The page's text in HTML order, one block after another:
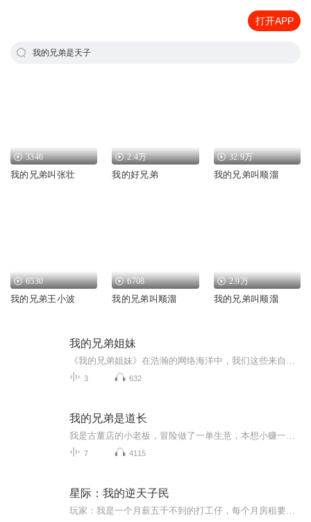
打开APP
我的兄弟是天子
3346
我的兄弟叫张壮
2.4万
我的好兄弟
32.9万
我的兄弟叫顺溜
6530
我的兄弟王小波
6708
我的兄弟叫顺溜
2.9万
我的兄弟叫顺溜
我的兄弟姐妹
3 632
我的兄弟是道长
7 4115
星际：我的逆天子民